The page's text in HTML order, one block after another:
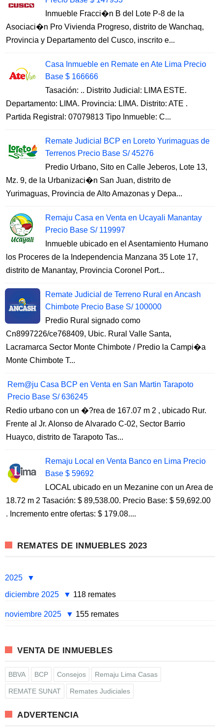
Inmueble Fracci�n B del Lote P-8 de la
Asociaci�n Pro Vivienda Progreso, distrito de Wanchaq,
Provincia y Departamento del Cusco, inscrito e...
Casa Inmueble en Remate en Ate Lima Precio
Base $ 166666
Tasación: .. Distrito Judicial: LIMA ESTE.
Departamento: LIMA. Provincia: LIMA. Distrito: ATE .
Partida Registral: 07079813 Tipo Inmueble: C...
Remate Judicial BCP en Loreto Yurimaguas de
Terrenos Precio Base S/ 45276
Predio Urbano, Sito en Calle Jeberos, Lote 13,
Mz. 9, de la Urbanizaci�n San Juan, distrito de
Yurimaguas, Provincia de Alto Amazonas y Depa...
Remaju Casa en Venta en Ucayali Manantay
Precio Base S/ 119997
Inmueble ubicado en el Asentamiento Humano
los Proceres de la Independencia Manzana 35 Lote 17,
distrito de Manantay, Provincia Coronel Port...
Remate Judicial de Terreno Rural en Ancash
Chimbote Precio Base S/ 100000
Predio Rural signado como
Cn8997226/ce768409, Ubic. Rural Valle Santa,
Lacramarca Sector Monte Chimbote / Predio la Campi�a
Monte Chimbote T...
Rem@ju Casa BCP en Venta en San Martin Tarapoto
Precio Base S/ 636245
Redio urbano con un �?rea de 167.07 m 2 , ubicado Rur.
Frente al Jr. Alonso de Alvarado C-02, Sector Barrio
Huayco, distrito de Tarapoto Tas...
Remaju Local en Venta Banco en Lima Precio
Base $ 59692
LOCAL ubicado en un Mezanine con un Area de
18.72 m 2 Tasación: $ 89,538.00. Precio Base: $ 59,692.00
. Incremento entre ofertas: $ 179.08....
REMATES DE INMUEBLES 2023
2025
diciembre 2025
118 remates
noviembre 2025 155 remates
VENTA DE INMUEBLES
BBVA BCP Consejos Remaju Lima Casas
REMATE SUNAT Remates Judiciales
ADVERTENCIA